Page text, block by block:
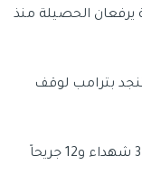
في
بـ24 ساعة يرفعان الحصيلة منذ
بترامب لوقف
1203 منذ وقف النار.. وصول 3 شهداء و12 جريحاً